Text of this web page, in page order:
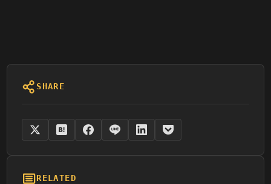
SHARE
RELATED